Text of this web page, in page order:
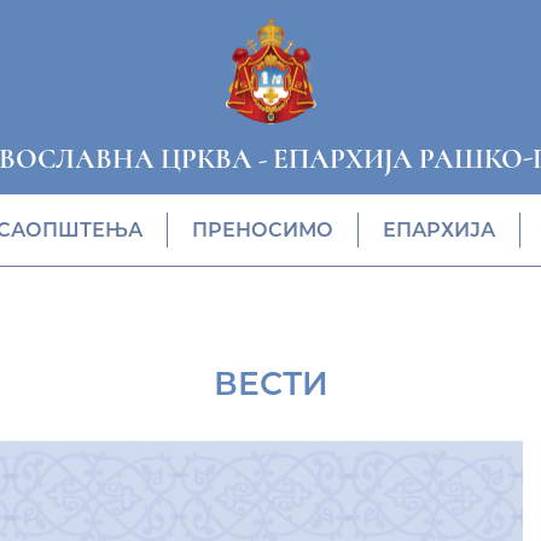
ЦРКВА- ЕПАРХИЈА
ПРЕНОСИМО ЕПАРХИЈА
ВЕСТИ